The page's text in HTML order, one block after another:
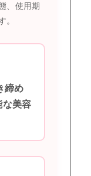
、使用期
。
締め
な美容